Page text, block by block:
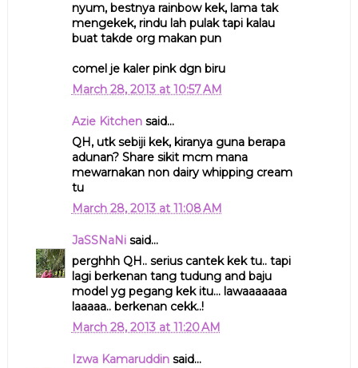
nyum, bestnya rainbow kek, lama tak
mengekek, rindu lah pulak tapi kalau
buat takde org makan pun
comel je kaler pink dgn biru
March 28, 2013 at 10:57 AM
Azie Kitchensaid...
QH, utk sebiji kek, kiranya guna berapa
adunan? Share sikit mcm mana
mewarnakan non dairy whipping cream
tu
March 28, 2013 at 11:08 AM
JaSSNaNisaid...
perghhh QH.. serius cantek kek tu.. tapi
lagi berkenan tang tudung and baju
model yg pegang kek itu... lawaaaaaaa
laaaaa.. berkenan cekk..!
March 28, 2013 at 11:20 AM
Izwa Kamaruddinsaid...